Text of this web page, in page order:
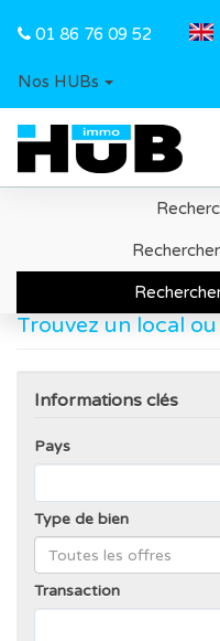
01 86 76 09 52
Nos HUBs
Recherche
Trouvez un local
Informations clés
Pays
Type de bien
Transaction